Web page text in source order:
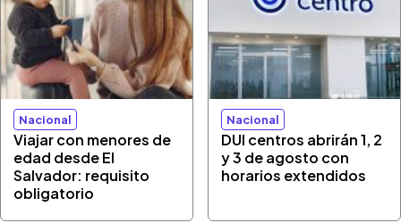
Nacional
Viajar con menores de
edad desde El
Salvador: requisito
obligatorio
Nacional
DUI centros abrirán 1, 2
y 3 de agosto con
horarios extendidos